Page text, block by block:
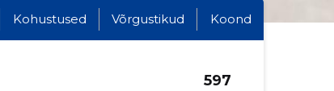
Kohustused Võrgustikud Koond
597